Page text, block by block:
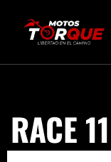
RACE